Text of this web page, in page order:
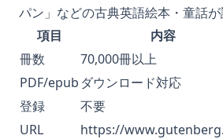
パン」などの古典英語絵本・童話が
項目
内容
冊数
70,000冊以上
PDF/epub ダウンロード対応
登録
不要
URL
https://